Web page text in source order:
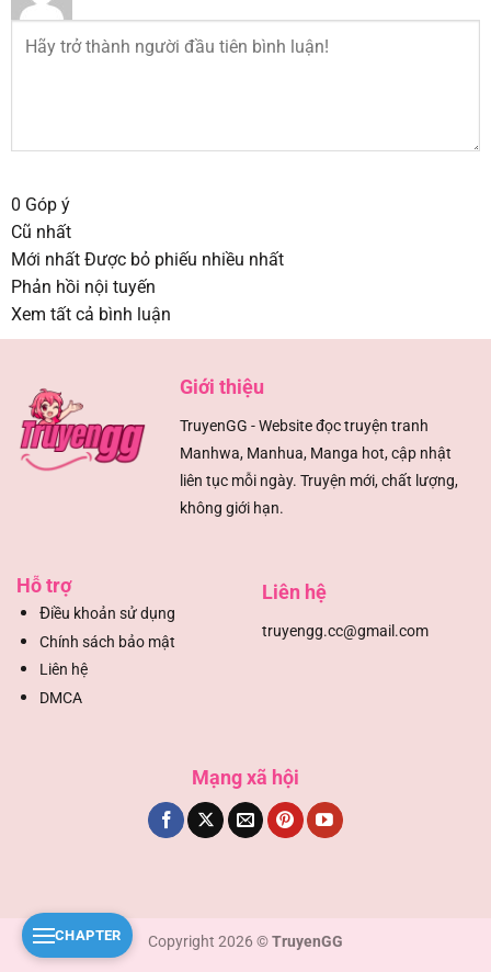
CHAPTER
0 Góp ý
Cũ nhất
Mới nhất Được bỏ phiếu nhiều nhất
Phản hồi nội tuyến
Xem tất cả bình luận
Giới thiệu
TruyenGG - Website đọc truyện tranh
Manhwa, Manhua, Manga hot, cập nhật
liên tục mỗi ngày. Truyện mới, chất lượng,
không giới hạn.
Hỗ trợ
Điều khoản sử dụng
Chính sách bảo mật
Liên hệ
DMCA
Liên hệ
truyengg.cc@gmail.com
Mạng xã hội
Copyright 2026 ©TruyenGG